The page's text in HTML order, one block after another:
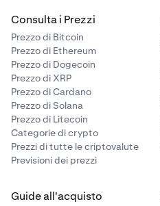
Consulta i Prezzi
Prezzo di Bitcoin
Prezzo di Ethereum
Prezzo di Dogecoin
Prezzo di XRP
Prezzo di Cardano
Prezzo di Solana
Prezzo di Litecoin
Categorie di crypto
Prezzi di tutte le criptovalute
Previsioni dei prezzi
Guide all'acquisto